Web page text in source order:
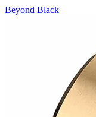
Beyond Black